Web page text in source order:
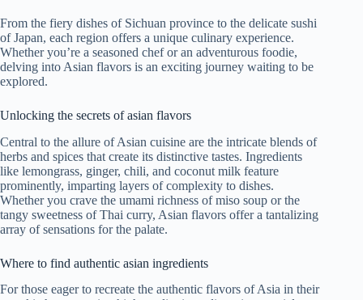
From the fiery dishes of Sichuan province to the delicate sushi
of Japan, each region offers a unique culinary experience.
Whether you’re a seasoned chef or an adventurous foodie,
delving into Asian flavors is an exciting journey waiting to be
explored.
Unlocking the secrets of asian flavors
Central to the allure of Asian cuisine are the intricate blends of
herbs and spices that create its distinctive tastes. Ingredients
like lemongrass, ginger, chili, and coconut milk feature
prominently, imparting layers of complexity to dishes.
Whether you crave the umami richness of miso soup or the
tangy sweetness of Thai curry, Asian flavors offer a tantalizing
array of sensations for the palate.
Where to find authentic asian ingredients
For those eager to recreate the authentic flavors of Asia in their